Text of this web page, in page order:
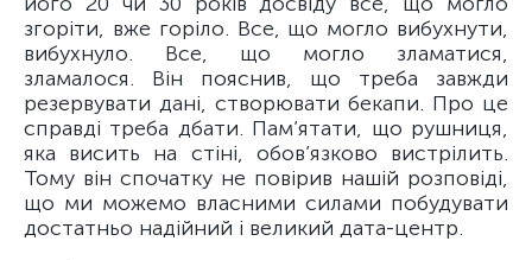
згоріти, вже горіло. Все, що могло вибухнути,
вибухнуло. Все, що могло зламатися,
зламалося. Він пояснив, що треба завжди
резервувати дані, створювати бекапи. Про це
справді треба дбати. Пам’ятати, що рушниця,
яка висить на стіні, обов’язково вистрілить.
Тому він спочатку не повірив нашій розповіді,
що ми можемо власними силами побудувати
достатньо надійний і великий дата-центр.